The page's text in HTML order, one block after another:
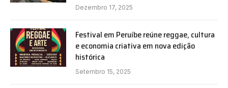
Dezembro 17, 2025
Festival em Peruíbe reúne reggae, cultura
e economia criativa em nova edição
histórica
Setembro 15, 2025